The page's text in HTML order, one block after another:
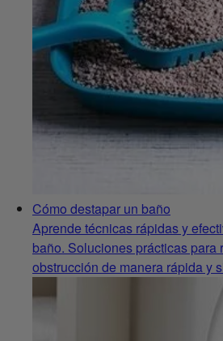
Cómo destapar un baño
Aprende técnicas rápidas y
baño. Soluciones prácticas para
obstrucción de manera rápida y